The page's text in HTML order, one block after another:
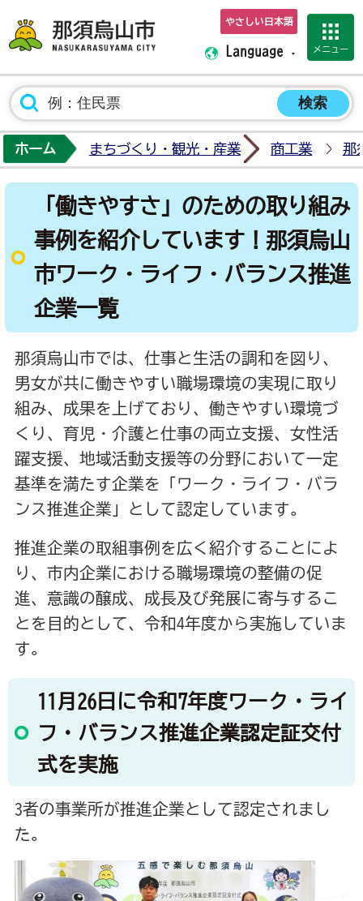
那須烏山市ホーム
やさしい日本語
Language メニュー
ホーム まちづくり・観光・産業 商工業 那
「働きやすさ」のための取り組み
事例を紹介しています！那須烏山
市ワーク・ライフ・バランス推進
企業一覧
那須烏山市では、仕事と生活の調和を図り、
男女が共に働きやすい職場環境の実現に取り
組み、成果を上げており、働きやすい環境づ
くり、育児・介護と仕事の両立支援、女性活
躍支援、地域活動支援等の分野において一定
基準を満たす企業を「ワーク・ライフ・バラ
ンス推進企業」として認定しています。
推進企業の取組事例を広く紹介することによ
り、市内企業における職場環境の整備の促
進、意識の醸成、成長及び発展に寄与するこ
とを目的として、令和4年度から実施していま
す。
11月26日に令和7年度ワーク・ライ
フ・バランス推進企業認定証交付
式を実施
3者の事業所が推進企業として認定されまし
た。